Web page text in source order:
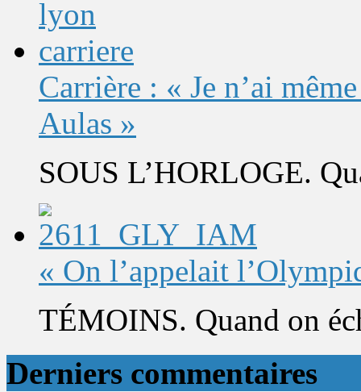
Carrière : « Je n’ai
Aulas »
SOUS L’HORLOGE.
« On l’appelait
TÉMOINS. Quand on
Derniers commentaires